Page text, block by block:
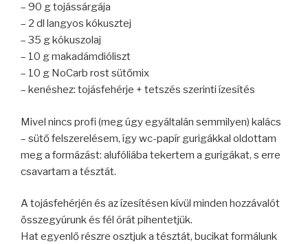
– 90 g tojássárgája
– 2 dl langyos kókusztej
– 35 g kókuszolaj
– 10 g makadámdióliszt
– 10 g NoCarb rost sütőmix
– kenéshez: tojásfehérje + tetszés szerinti ízesítés
Mivel nincs profi (meg úgy egyáltalán semmilyen) kalács
– sütő felszerelésem, így wc-papír gurigákkal oldottam
meg a formázást: alufóliába tekertem a gurigákat, s erre
csavartam a tésztát.
A tojásfehérjén és az ízesítésen kívül minden hozzávalót
összegyúrunk és fél órát pihentetjük.
Hat egyenlő részre osztjuk a tésztát, bucikat formálunk